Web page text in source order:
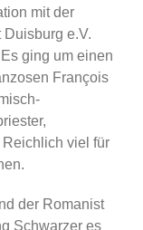
mit der
e.V.
ging um einen
François
Reichlich viel für
der Romanist
Schwarzer es